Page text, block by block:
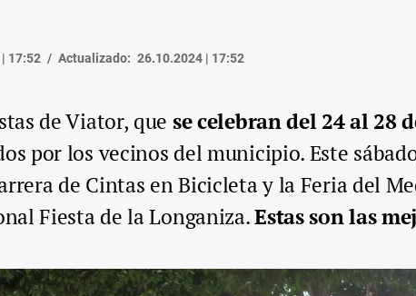
17:52 Actualizado: 26.10.2024 | 17:52
de Viator, que se celebran del 24 al 28
por los vecinos del municipio. Este
de Cintas en Bicicleta y la Feria del
Fiesta de la Longaniza.Estas son las